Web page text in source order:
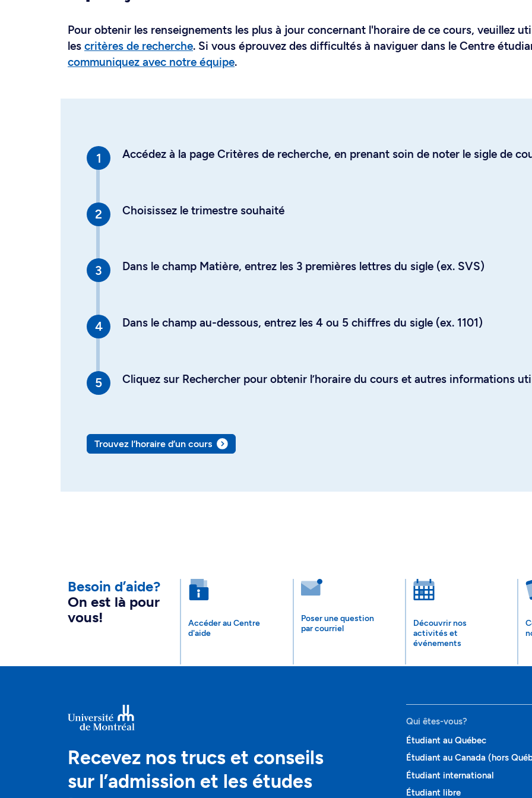
Pour obtenir les renseignements les plus à jour concernant l'horaire de ce cours, veuillez
les critères de recherche. Si vous éprouvez des difficultés à naviguer dans le Centre
communiquez avec notre équipe.
Accédez à la page Critères de recherche, en prenant soin de noter le sigle de
Choisissez le trimestre souhaité
Dans le champ Matière, entrez les 3 premières lettres du sigle (ex. SVS)
Dans le champ au-dessous, entrez les 4 ou 5 chiffres du sigle (ex. 1101)
Cliquez sur Rechercher pour obtenir l’horaire du cours et autres informations
Trouvez l’horaire d’un cours
Besoin d’aide?
On est là pour
vous!
Accéder au Centre
d'aide
Poser une question
par courriel
Découvrir nos
activités et
événements
Recevez nos trucs et conseils
sur l’admission et les études
Qui êtes-vous?
Étudiant au Québec
Étudiant au Canada (hors
Étudiant international
Étudiant libre